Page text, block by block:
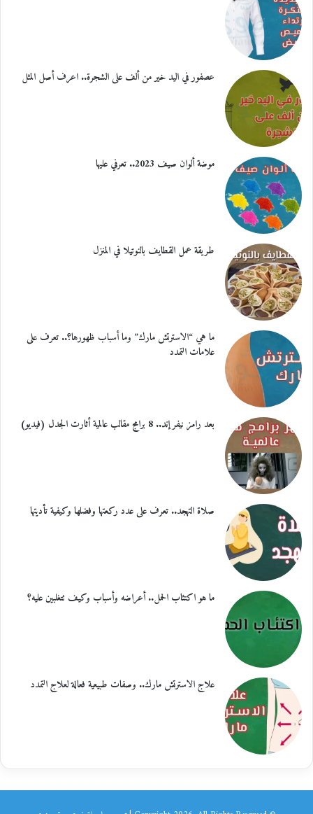
عصفور في اليد خير من ألف على الشجرة.. اعرف أصل المثل
موضة ألوان صيف 2023.. تعرفي عليها
طريقة عمل القطايف بالنوتيلا في المنزل
ما هي “الاسترتش مارك” وما أسباب ظهورها؟.. تعرف على
علامات التمدد
بعد رامز نيفر إند.. 8 برامج مقالب عالمية أثارت الجدل (فيديو)
صلاة التهجد.. تعرف على عدد ركعتها وفضلها وكيفية تأديتها
ما هو اكتئاب الحمل.. أعراضه وأسباب وكيف تتغلبين عليه؟
علاج الاسترتش مارك.. وصفات طبيعية فعالة لعلاج التمدد